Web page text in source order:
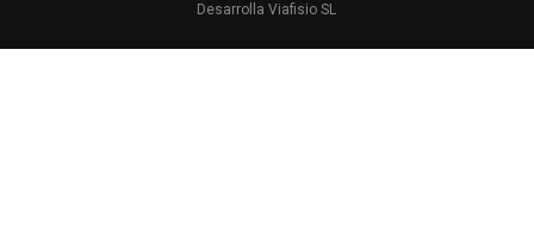
Desarrolla Viafisio SL